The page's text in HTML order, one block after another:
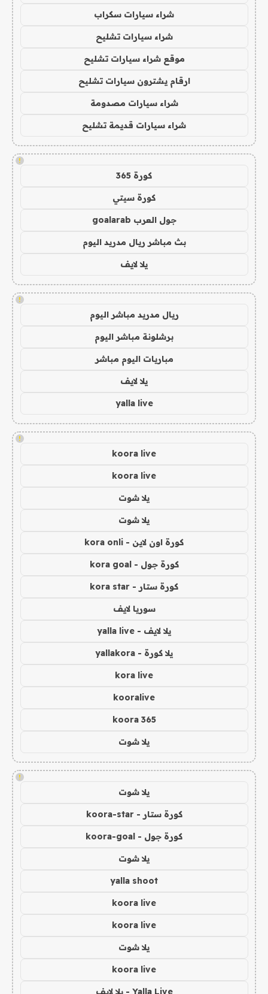
شراء سيارات سكراب
شراء سيارات تشليح
موقع شراء سيارات تشليح
ارقام يشترون سيارات تشليح
شراء سيارات مصدومة
شراء سيارات قديمة تشليح
!
كورة 365
كورة سيتي
جول العرب goalarab
بث مباشر ريال مدريد اليوم
يلا لايف
!
ريال مدريد مباشر اليوم
برشلونة مباشر اليوم
مباريات اليوم مباشر
يلا لايف
yalla live
!
koora live
koora live
يلا شوت
يلا شوت
كورة اون لاين - kora onli
كورة جول - kora goal
كورة ستار - kora star
سوريا لايف
يلا لايف - yalla live
يلا كورة - yallakora
kora live
kooralive
koora 365
يلا شوت
!
يلا شوت
كورة ستار - koora-star
كورة جول - koora-goal
يلا شوت
yalla shoot
koora live
koora live
يلا شوت
koora live
Yalla Live - يلا لايف